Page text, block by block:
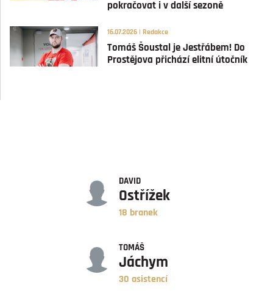
pokračovat i v další sezoně
16.07.2026 | Redakce
Tomáš Šoustal je Jestřábem! Do
Prostějova přichází elitní útočník
DAVID
Ostřížek
18 branek
TOMÁŠ
Jáchym
30 asistencí